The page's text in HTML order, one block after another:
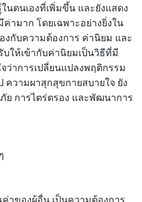
นตนเองที่เพิ่มขึ้น และยังแสดง
ามาก โดยเฉพาะอย่างยิ่งใน
กับความต้องการ ค่านิยม และ
บให้เข้ากับค่านิยมเป็นวิธีที่มี
ว่าการเปลี่ยนแปลงพฤติกรรม
ความผาสุกสุขกายสบายใจ ยัง
การไตร่ตรอง และพัฒนาการ